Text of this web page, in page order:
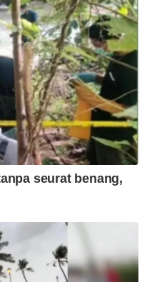
menjadi ujian
dinamika
PN
saksi:
sistem keadilan